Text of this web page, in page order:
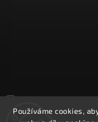
Používáme cookies,